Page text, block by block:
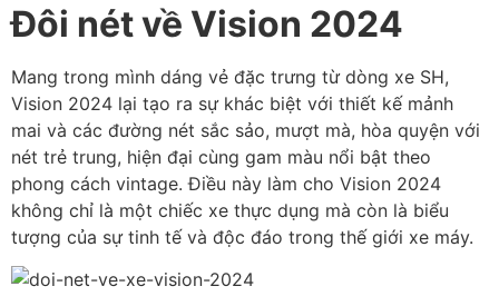
Đôi nét về Vision 2024
Mang trong mình dáng vẻ đặc trưng từ dòng xe SH,
Vision 2024 lại tạo ra sự khác biệt với thiết kế mảnh
mai và các đường nét sắc sảo, mượt mà, hòa quyện với
nét trẻ trung, hiện đại cùng gam màu nổi bật theo
phong cách vintage. Điều này làm cho Vision 2024
không chỉ là một chiếc xe thực dụng mà còn là biểu
tượng của sự tinh tế và độc đáo trong thế giới xe máy.